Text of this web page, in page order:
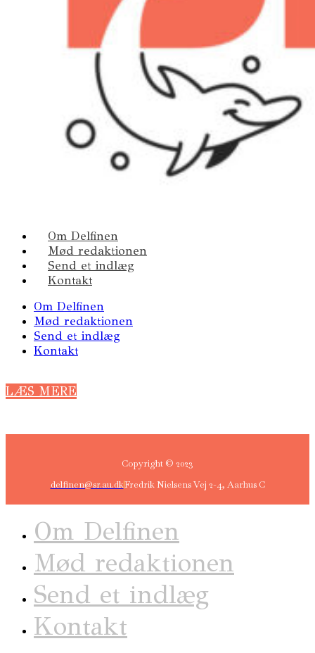
Om Delfinen
Mød redaktionen
Send et indlæg
Kontakt
Om Delfinen
Mød redaktionen
Send et indlæg
Kontakt
LÆS MERE
Copyright © 2023
delfinen@sr.au.dkFredrik Nielsens Vej 2-4, Aarhus C
Om Delfinen
Mød redaktionen
Send et indlæg
Kontakt